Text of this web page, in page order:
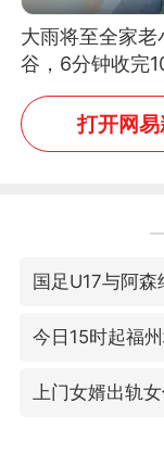
大雨将至全家老
谷，6分钟收完
没有一个人掉链
打开网